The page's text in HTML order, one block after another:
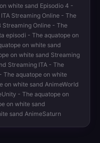
white sand Episodio 4 -
Streaming Online - The
Streaming Online - The
episodi - The aquatope on
on white sand
on white sand Streaming
Streaming ITA - The
The aquatope on white
on white sand AnimeWorld
- The aquatope on
on white sand
sand AnimeSaturn